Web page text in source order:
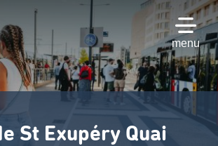
menu
St Exupéry Quai